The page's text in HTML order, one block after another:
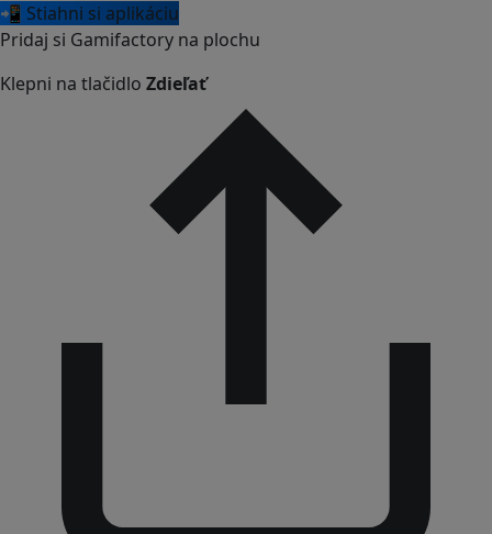
📲 Stiahni si aplikáciu
Pridaj si Gamifactory na plochu
Klepni na tlačidlo Zdieľať